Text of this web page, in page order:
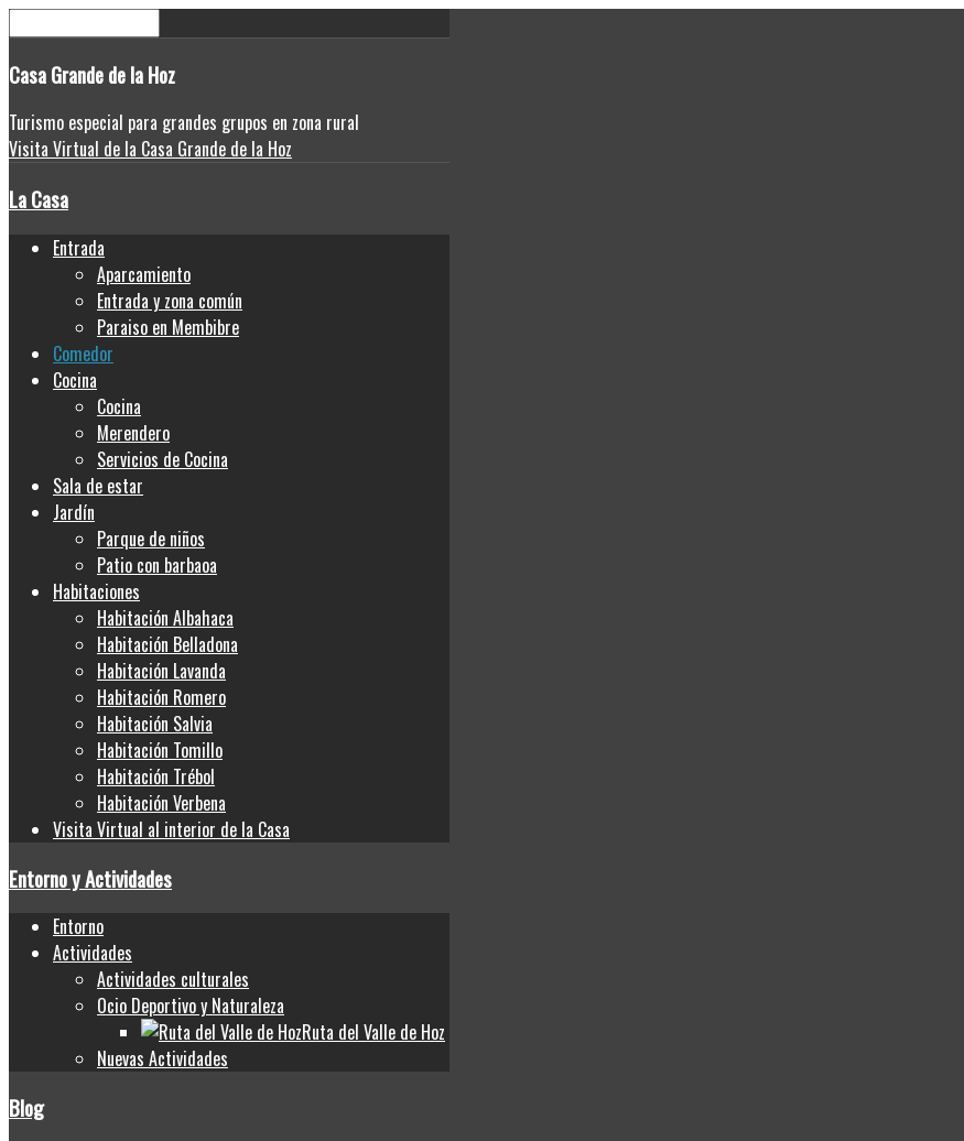
CasaGrande de la Hoz
Turismo especial para grandes grupos en zona rural
Visita Virtual de la Casa Grande de la Hoz
La Casa
Entrada
Aparcamiento
Entrada y zona común
Paraiso en Membibre
Comedor
Cocina
Cocina
Merendero
Servicios de Cocina
Sala de estar
Jardín
Parque de niños
Patio con barbaoa
Habitaciones
Habitación Albahaca
Habitación Belladona
Habitación Lavanda
Habitación Romero
Habitación Salvia
Habitación Tomillo
Habitación Trébol
Habitación Verbena
Visita Virtual al interior de la Casa
Entorno y Actividades
Entorno
Actividades
Actividades culturales
Ocio Deportivo y Naturaleza
Ruta del Valle de Hoz
Nuevas Actividades
Blog